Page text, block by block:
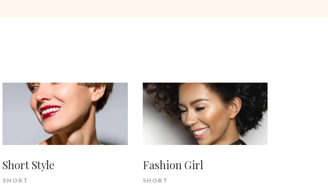
Short Style
SHORT
Fashion Girl
SHORT